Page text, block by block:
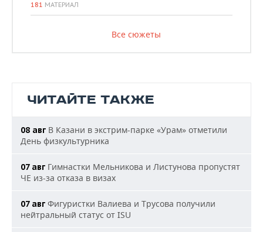
181 МАТЕРИАЛ
Все сюжеты
ЧИТАЙТЕ ТАКЖЕ
08 авг В Казани в экстрим-парке «Урам» отметили
День физкультурника
07 авг Гимнастки Мельникова и Листунова пропустят
ЧЕ из-за отказа в визах
07 авг Фигуристки Валиева и Трусова получили
нейтральный статус от ISU